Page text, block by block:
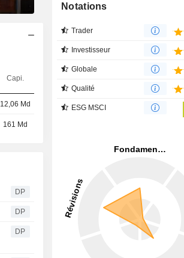
Capi.
12,06 Md
161 Md
DP
DP
DP
Notations
Trader
Investisseur
Globale
Qualité
ESG MSCI